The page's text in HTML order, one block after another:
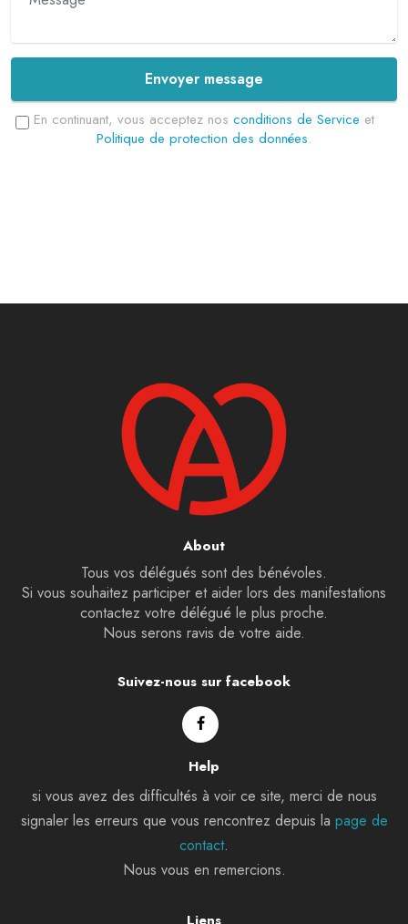
Envoyer message
En continuant, vous acceptez nos conditions de Service et
Politique de protection des données.
About
Tous vos délégués sont des bénévoles.
Si vous souhaitez participer et aider lors des manifestations
contactez votre délégué le plus proche.
Nous serons ravis de votre aide.
Suivez-nous sur facebook
Help
si vous avez des difficultés à voir ce site, merci de nous
signaler les erreurs que vous rencontrez depuis la page de
contact.
Nous vous en remercions.